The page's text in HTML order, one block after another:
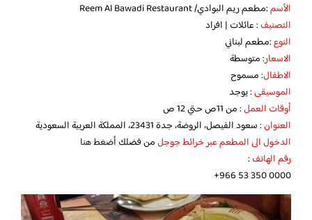
الأسم:مطعم ريم البوادي/ Reem Al Bawadi Restaurant
التصنيف: عائلات | افراد
النوع:مطعم لبناني
الاسعار: متوسطة
الاطفال: مسموح
الموسيقى: يوجد
أوقات العمل: من 11ص حتي 12 ص
العنوان: سعود الفيصل، الروضة، جدة 23431، المملكة العربية السعودية
الدخول الى المطعم عبر خرائط جوجلمن فضلك أضغط هنا
رقم الهاتف:
+966 53 350 0000